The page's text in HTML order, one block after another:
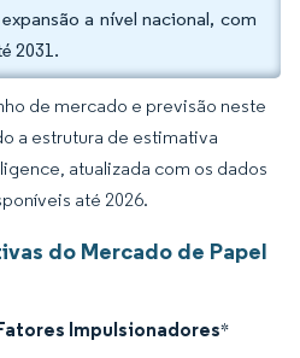
a nível nacional, com
2031.
de mercado e previsão neste
a estrutura de estimativa
atualizada com os dados
até 2026.
do Mercado de Papel
Impulsionadores*